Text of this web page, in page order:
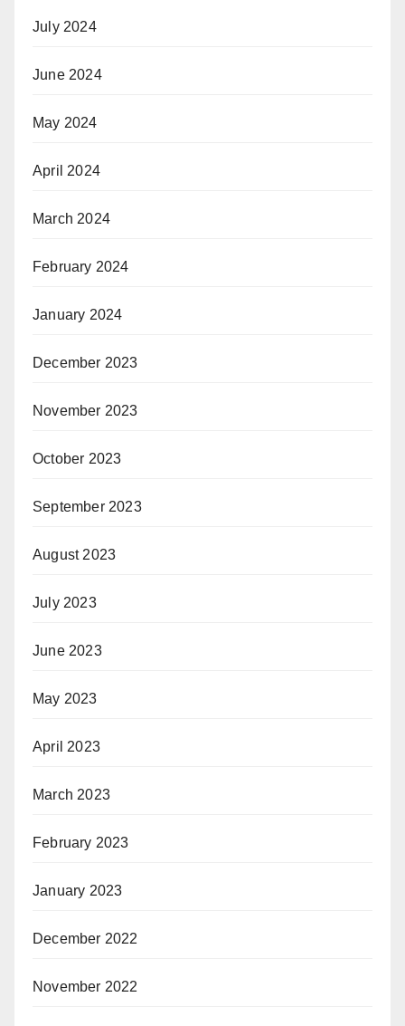
July 2024
June 2024
May 2024
April 2024
March 2024
February 2024
January 2024
December 2023
November 2023
October 2023
September 2023
August 2023
July 2023
June 2023
May 2023
April 2023
March 2023
February 2023
January 2023
December 2022
November 2022